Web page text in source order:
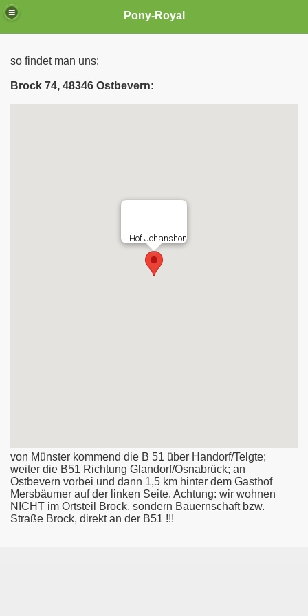
Pony-Royal
so findet man uns:
Brock 74, 48346 Ostbevern:
von Münster kommend die B 51 über Handorf/Telgte;
weiter die B51 Richtung Glandorf/Osnabrück; an
Ostbevern vorbei und dann 1,5 km hinter dem Gasthof
Mersbäumer auf der linken Seite. Achtung: wir wohnen
NICHT im Ortsteil Brock, sondern Bauernschaft bzw.
Straße Brock, direkt an der B51 !!!